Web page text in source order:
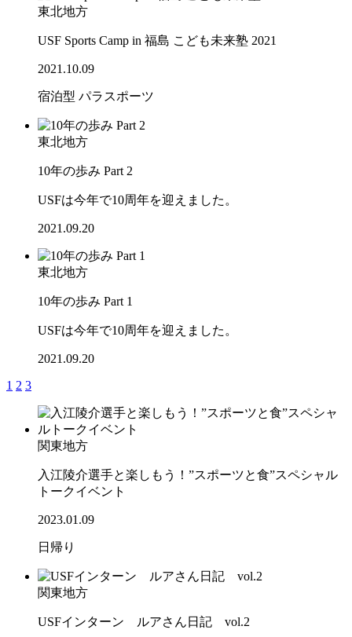
東北地方
USF Sports Camp in 福島 こども未来塾 2021
2021.10.09
宿泊型 パラスポーツ
東北地方
10年の歩み Part 2
USFは今年で10周年を迎えました。
2021.09.20
東北地方
10年の歩み Part 1
USFは今年で10周年を迎えました。
2021.09.20
1 2 3
関東地方
入江陵介選手と楽しもう！”スポーツと食”スペシャル
トークイベント
2023.01.09
日帰り
関東地方
USFインターン ルアさん日記 vol.2